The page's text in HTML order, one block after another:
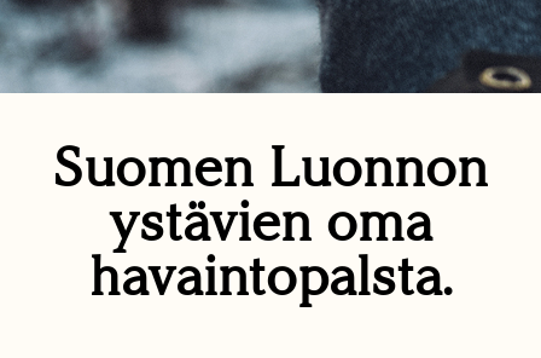
Suomen Luonnon
ystävien oma
havaintopalsta.